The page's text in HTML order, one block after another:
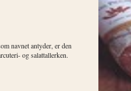
navnet antyder, er den
og salattallerken.